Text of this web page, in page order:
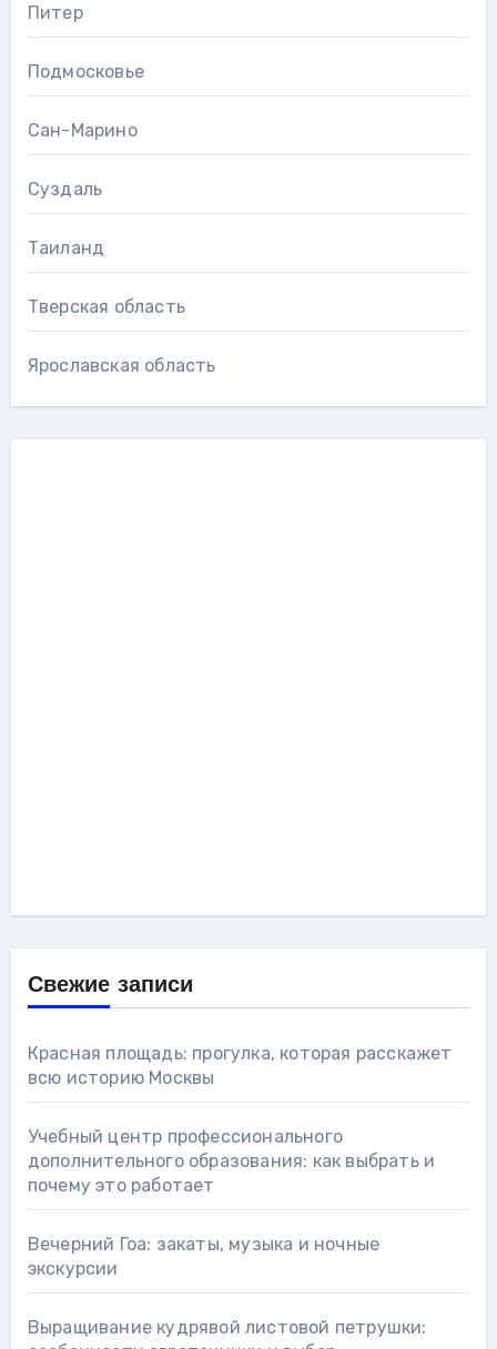
Питер
Подмосковье
Сан-Марино
Суздаль
Таиланд
Тверская область
Ярославская область
Свежие записи
Красная площадь: прогулка, которая расскажет
всю историю Москвы
Учебный центр профессионального
дополнительного образования: как выбрать и
почему это работает
Вечерний Гоа: закаты, музыка и ночные
экскурсии
Выращивание кудрявой листовой петрушки: